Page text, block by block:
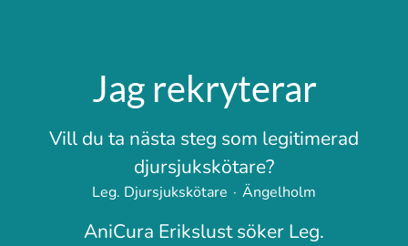
Jag rekryterar
Vill du ta nästa steg som legitimerad
djursjukskötare?
Leg. Djursjukskötare · Ängelholm
AniCura Erikslust söker Leg.